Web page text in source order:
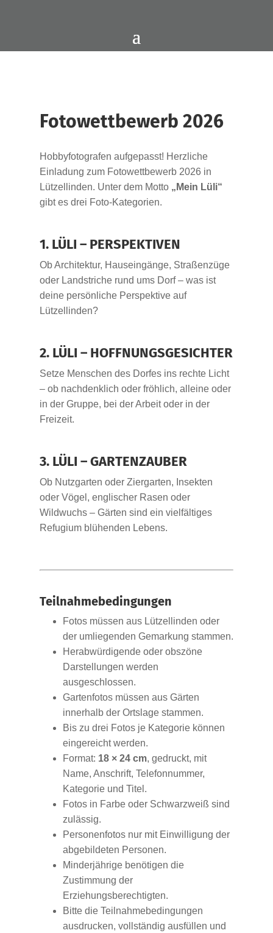
Fotowettbewerb 2026
Hobbyfotografen aufgepasst! Herzliche
Einladung zum Fotowettbewerb 2026 in
Lützellinden. Unter dem Motto „Mein Lüli“
gibt es drei Foto‑Kategorien.
1. LÜLI – PERSPEKTIVEN
Ob Architektur, Hauseingänge, Straßenzüge
oder Landstriche rund ums Dorf – was ist
deine persönliche Perspektive auf
Lützellinden?
2. LÜLI – HOFFNUNGSGESICHTER
Setze Menschen des Dorfes ins rechte Licht
– ob nachdenklich oder fröhlich, alleine oder
in der Gruppe, bei der Arbeit oder in der
Freizeit.
3. LÜLI – GARTENZAUBER
Ob Nutzgarten oder Ziergarten, Insekten
oder Vögel, englischer Rasen oder
Wildwuchs – Gärten sind ein vielfältiges
Refugium blühenden Lebens.
Teilnahmebedingungen
Fotos müssen aus Lützellinden oder
der umliegenden Gemarkung stammen.
Herabwürdigende oder obszöne
Darstellungen werden
ausgeschlossen.
Gartenfotos müssen aus Gärten
innerhalb der Ortslage stammen.
Bis zu drei Fotos je Kategorie können
eingereicht werden.
Format: 18 × 24 cm, gedruckt, mit
Name, Anschrift, Telefonnummer,
Kategorie und Titel.
Fotos in Farbe oder Schwarzweiß sind
zulässig.
Personenfotos nur mit Einwilligung der
abgebildeten Personen.
Minderjährige benötigen die
Zustimmung der
Erziehungsberechtigten.
Bitte die Teilnahmebedingungen
ausdrucken, vollständig ausfüllen und